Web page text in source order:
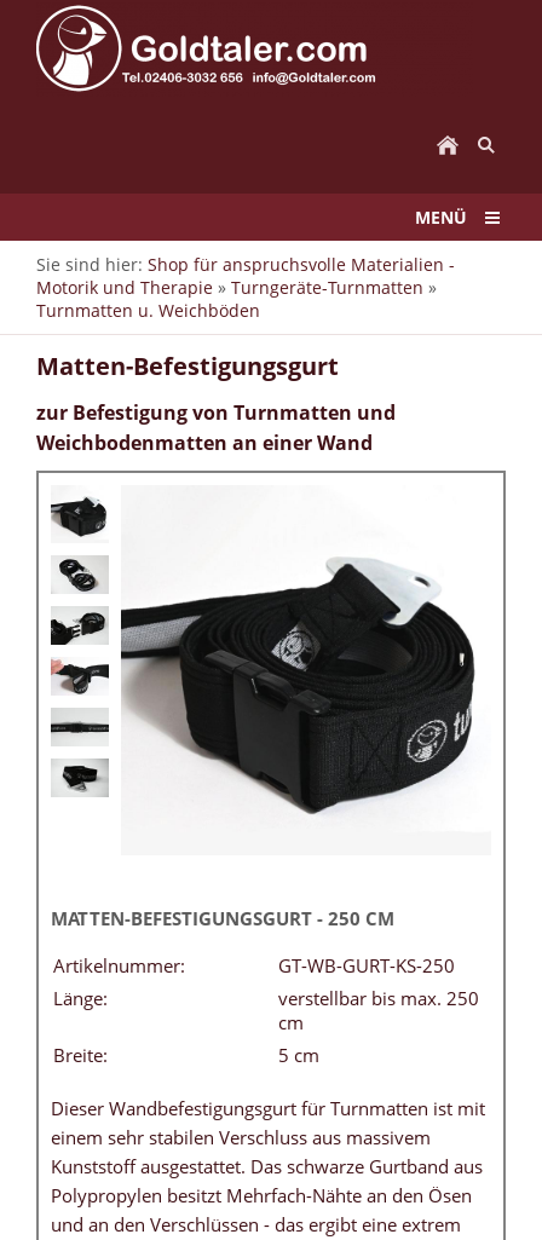
MENÜ
Sie sind hier: Shop für anspruchsvolle Materialien -
Motorik und Therapie » Turngeräte-Turnmatten »
Turnmatten u. Weichböden
Matten-Befestigungsgurt
zur Befestigung von Turnmatten und
Weichbodenmatten an einer Wand
MATTEN-BEFESTIGUNGSGURT - 250 CM
Artikelnummer:
GT-WB-GURT-KS-250
Länge:
verstellbar bis max. 250
cm
Breite:
5 cm
Dieser Wandbefestigungsgurt für Turnmatten ist mit
einem sehr stabilen Verschluss aus massivem
Kunststoff ausgestattet. Das schwarze Gurtband aus
Polypropylen besitzt Mehrfach-Nähte an den Ösen
und an den Verschlüssen - das ergibt eine extrem